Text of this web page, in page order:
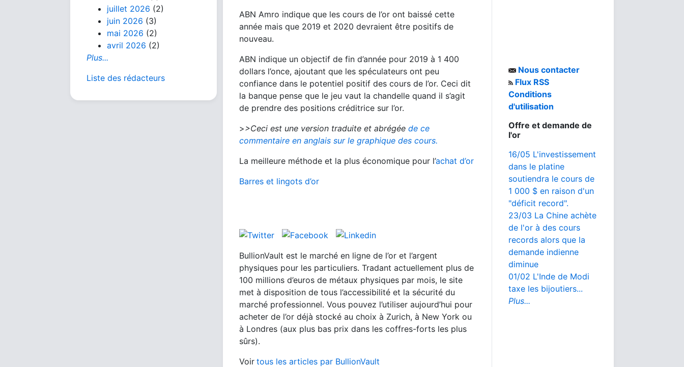
juillet 2026 (2)
juin 2026 (3)
mai 2026 (2)
avril 2026 (2)
Plus...
Liste des rédacteurs
ABN Amro indique que les cours de l’or ont baissé cette
année mais que 2019 et 2020 devraient être positifs de
nouveau.
ABN indique un objectif de fin d’année pour 2019 à 1 400
dollars l’once, ajoutant que les spéculateurs ont peu
confiance dans le potentiel positif des cours de l’or. Ceci dit
la banque pense que le jeu vaut la chandelle quand il s’agit
de prendre des positions créditrice sur l’or.
>>Ceci est une version traduite et abrégée de ce
commentaire en anglais sur le graphique des cours.
La meilleure méthode et la plus économique pour l’achat d’or
Barres et lingots d’or
BullionVault est le marché en ligne de l’or et l’argent
physiques pour les particuliers. Tradant actuellement plus de
100 millions d’euros de métaux physiques par mois, le site
met à disposition de tous l’accessibilité et la sécurité du
marché professionnel. Vous pouvez l’utiliser aujourd’hui pour
acheter de l’or déjà stocké au choix à Zurich, à New York ou
à Londres (aux plus bas prix dans les coffres-forts les plus
sûrs).
Voir tous les articles par BullionVault
Nous contacter
Flux RSS
Conditions
d'utilisation
Offre et demande de
l'or
16/05 L'investissement
dans le platine
soutiendra le cours de
1 000 $ en raison d'un
"déficit record".
23/03 La Chine achète
de l'or à des cours
records alors que la
demande indienne
diminue
01/02 L'Inde de Modi
taxe les bijoutiers...
Plus...